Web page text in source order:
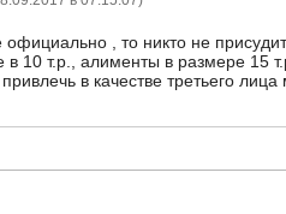
, то никто не
10 т.р., алименты в размере 15
в качестве третьего лица